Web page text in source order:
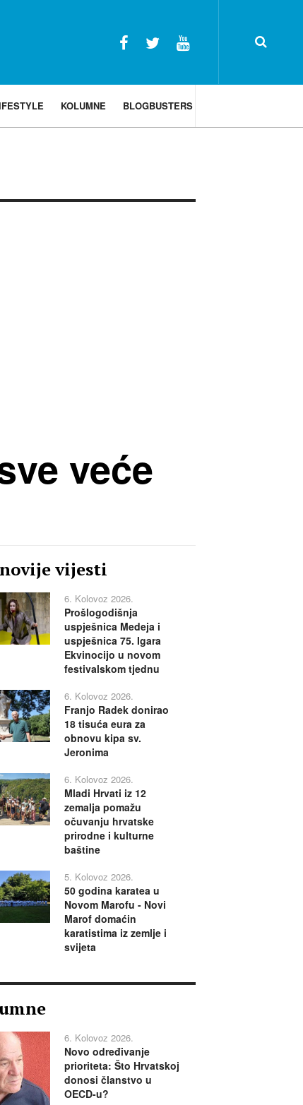
KOLUMNE BLOGBUSTERS
veće
vijesti
6. Kolovoz 2026.
Prošlogodišnja
uspješnica Medeja i
uspješnica 75. Igara
Ekvinocijo u novom
festivalskom tjednu
6. Kolovoz 2026.
Franjo Radek donirao
18 tisuća eura za
obnovu kipa sv.
Jeronima
6. Kolovoz 2026.
Mladi Hrvati iz 12
zemalja pomažu
očuvanju hrvatske
prirodne i kulturne
baštine
5. Kolovoz 2026.
50 godina karatea u
Novom Marofu - Novi
Marof domaćin
karatistima iz zemlje i
svijeta
6. Kolovoz 2026.
Novo određivanje
prioriteta: Što Hrvatskoj
donosi članstvo u
OECD-u?